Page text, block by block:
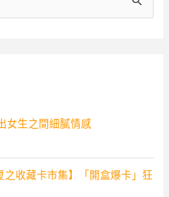
女生之間細膩情感
之收藏卡市集】「開盒爆卡」狂